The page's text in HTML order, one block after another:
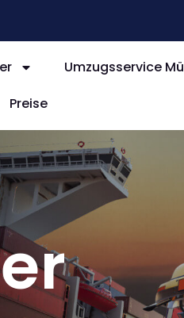
Umzugsservice
Preise